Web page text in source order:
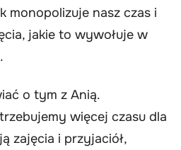
monopolizuje nasz czas i
jakie to wywołuje w
o tym z Anią.
więcej czasu dla
zajęcia i przyjaciół,